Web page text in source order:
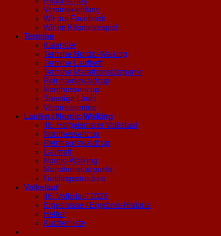
Vereinskleidung
Wir auf Facebook
Wir im Kilometerspiel
Termine
Kalender
Termine Nordic-Walking
Termine Lauftreff
Termine Marathonstützpunkt
Reinhardswaldcup
Nordhessencup
Sonstige Läufe
Vereinstermine
Laufen / Nordic-Walking
46. Hofgeismarer Volkslauf
Nordhessencup
Reinhardswaldcup
Lauftreff
Nordic-Walking
Marathonstützpunkt
Lieblingsstrecken
Volkslauf
46. Volkslauf 2026
Ergebnisse / Ergebnis-Historie
Helfer
Kuchenliste